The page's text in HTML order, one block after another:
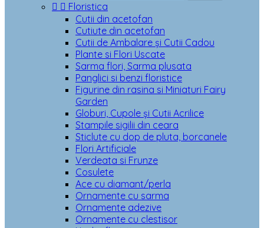
  Floristica
Cutii din acetofan
Cutiute din acetofan
Cutii de Ambalare și Cutii Cadou
Plante si Flori Uscate
Sarma flori, Sarma plusata
Panglici si benzi floristice
Figurine din rasina si Miniaturi Fairy
Garden
Globuri, Cupole și Cutii Acrilice
Stampile sigilii din ceara
Sticlute cu dop de pluta, borcanele
Flori Artificiale
Verdeata si Frunze
Cosulete
Ace cu diamant/perla
Ornamente cu sarma
Ornamente adezive
Ornamente cu clestisor